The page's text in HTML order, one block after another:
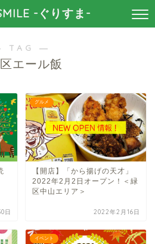
-ぐりすま-
TAG ―
エール飯
日
グルメ
【開店】「から揚げの天才」
2022年2月2日オープン！＜緑
区中山エリア＞
2022年2月16日
イベント